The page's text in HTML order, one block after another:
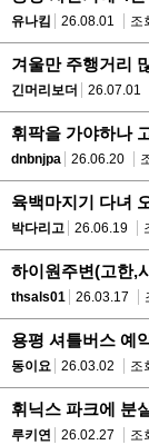
유나킴
26.08.01 조
겨울만 주행거리
긴머리보더
26.07.01
휘팍을 가야하나
dnbnjpa
26.06.20
육백마지기 다녀
박다리고
26.06.19
하이원주변(고한,
thsals01
26.03.17
용평 셔틀버스 예
동이요
26.03.02 조
휘닉스 파크에 분
루키연
26.02.27 조